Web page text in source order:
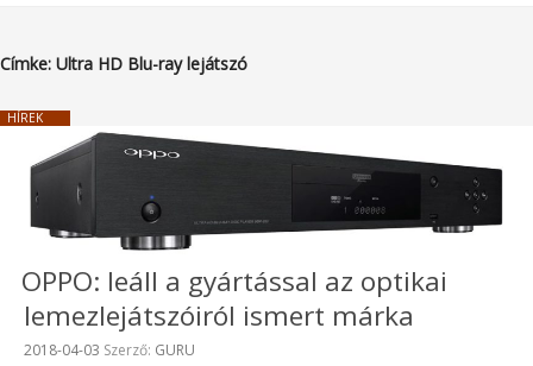
Címke: Ultra HD Blu-ray lejátszó
HÍREK
OPPO: leáll a gyártással az optikai
lemezlejátszóiról ismert márka
Beküldve:
2018-04-03 Szerző: GURU